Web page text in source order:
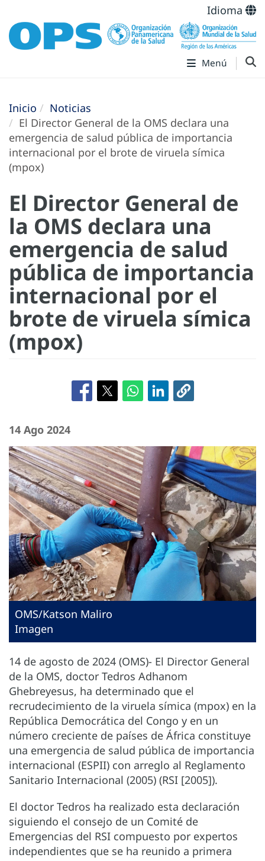
Idioma
Menú
Inicio
Noticias
El Director General de la OMS declara una
emergencia de salud pública de importancia
internacional por el brote de viruela símica
(mpox)
El Director General de
la OMS declara una
emergencia de salud
pública de importancia
internacional por el
brote de viruela símica
(mpox)
14 Ago 2024
OMS/Katson Maliro
Imagen
14 de agosto de 2024 (OMS)- El Director General
de la OMS, doctor Tedros Adhanom
Ghebreyesus, ha determinado que el
recrudecimiento de la viruela símica (mpox) en la
República Democrática del Congo y en un
número creciente de países de África constituye
una emergencia de salud pública de importancia
internacional (ESPII) con arreglo al Reglamento
Sanitario Internacional (2005) (RSI [2005]).
El doctor Tedros ha realizado esta declaración
siguiendo el consejo de un Comité de
Emergencias del RSI compuesto por expertos
independientes que se ha reunido a primera